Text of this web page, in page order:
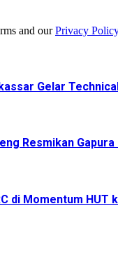
and ourPrivacy
Gelar
Resmikan
di Momentum HUT